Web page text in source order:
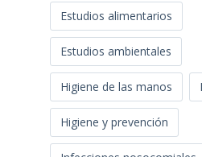
Estudios alimentarios
Estudios ambientales
Higiene de las manos
Higiene y prevención